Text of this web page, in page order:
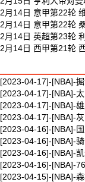
2月14日 意甲第22轮
2月14日 意甲第22轮
2月14日 英超第23轮
2月14日 西甲第21轮
[2023-04-17]-[NBA]-
[2023-04-17]-[NBA]-
[2023-04-17]-[NBA]-
[2023-04-17]-[NBA]-
[2023-04-16]-[NBA]-
[2023-04-16]-[NBA]-
[2023-04-16]-[NBA]-
[2023-04-16]-[NBA]-
[2023-04-15]-[NBA]-